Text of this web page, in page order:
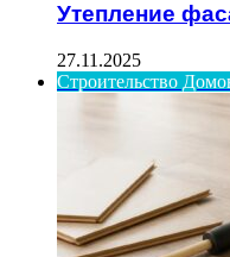
Утепление
27.11.2025
Строительство